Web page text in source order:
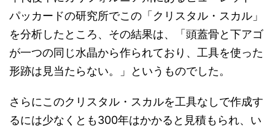
パッカードの研究所でこの「クリスタル・スカル」
を分析したところ、その結果は、「頭蓋骨と下アゴ
が一つの同じ水晶から作られており、工具を使った
形跡は見当たらない。」というものでした。
さらにこのクリスタル・スカルを工具なしで作成す
るには少なくとも300年はかかると見積もられ、い